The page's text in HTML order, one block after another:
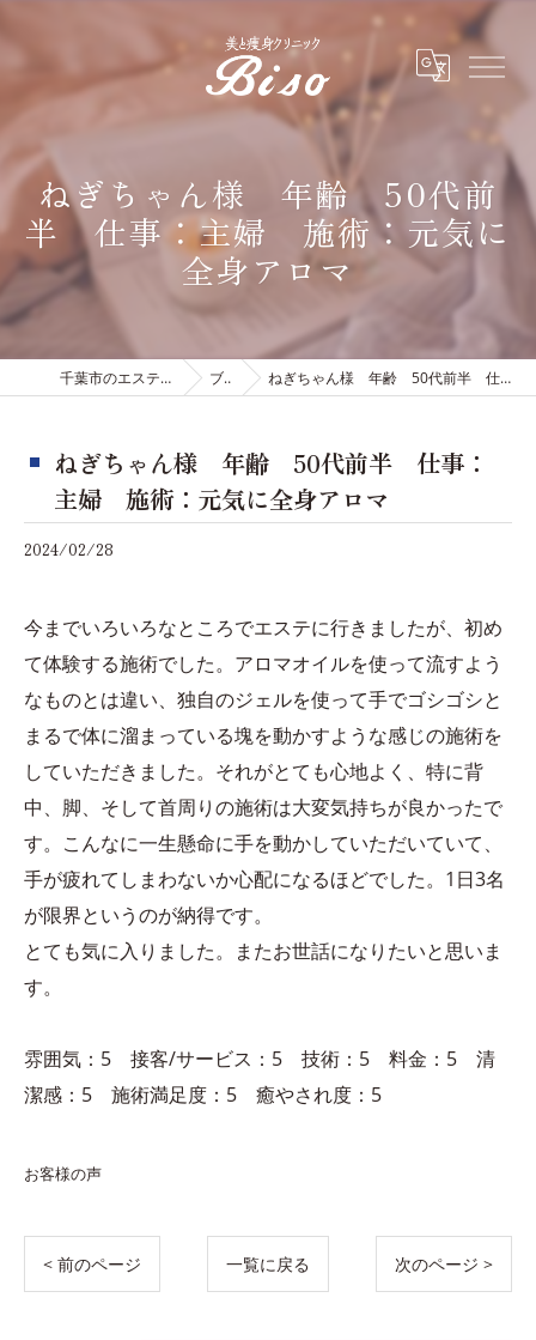
ねぎちゃん様 年齢 50代前
半 仕事：主婦 施術：元気に
全身アロマ
千葉市のエステは有限会社ビソウ ブログ ねぎちゃん様 年齢 50代前半 仕事：主婦 施術：元気に全身アロマ
ねぎちゃん様 年齢 50代前半 仕事：
主婦 施術：元気に全身アロマ
2024/02/28
今までいろいろなところでエステに行きましたが、初め
て体験する施術でした。アロマオイルを使って流すよう
なものとは違い、独自のジェルを使って手でゴシゴシと
まるで体に溜まっている塊を動かすような感じの施術を
していただきました。それがとても心地よく、特に背
中、脚、そして首周りの施術は大変気持ちが良かったで
す。こんなに一生懸命に手を動かしていただいていて、
手が疲れてしまわないか心配になるほどでした。1日3名
が限界というのが納得です。
とても気に入りました。またお世話になりたいと思いま
す。
雰囲気：5 接客/サービス：5 技術：5 料金：5 清
潔感：5 施術満足度：5 癒やされ度：5
お客様の声
< 前のページ 一覧に戻る 次のページ >